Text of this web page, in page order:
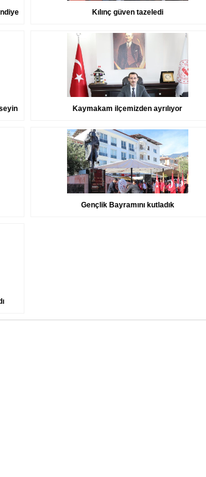
Kılınç güven tazeledi
Kaymakam ilçemizden ayrılıyor
Gençlik Bayramını kutladık